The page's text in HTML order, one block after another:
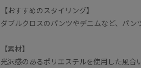
【おすすめのスタイリング】
ダブルクロスのパンツやデニムなど、パン
【素材】
光沢感のあるポリエステルを使用した風合